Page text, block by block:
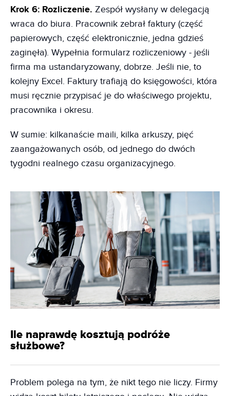
Krok 6: Rozliczenie. Zespół wysłany w delegacją
wraca do biura. Pracownik zebrał faktury (część
papierowych, część elektronicznie, jedna gdzieś
zaginęła). Wypełnia formularz rozliczeniowy - jeśli
firma ma ustandaryzowany, dobrze. Jeśli nie, to
kolejny Excel. Faktury trafiają do księgowości, która
musi ręcznie przypisać je do właściwego projektu,
pracownika i okresu.
W sumie: kilkanaście maili, kilka arkuszy, pięć
zaangażowanych osób, od jednego do dwóch
tygodni realnego czasu organizacyjnego.
Ile naprawdę kosztują podróże
służbowe?
Problem polega na tym, że nikt tego nie liczy. Firmy